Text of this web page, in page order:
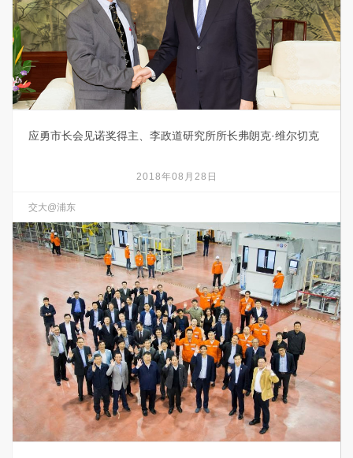
应勇市长会见诺奖得主、李政道研究所所长弗朗克·维尔切克
2018年08月28日
交大@浦东